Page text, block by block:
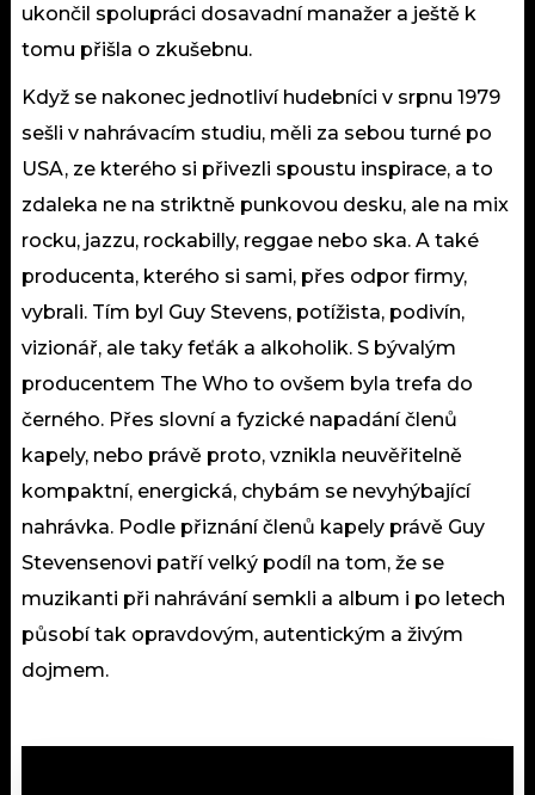
ukončil spolupráci dosavadní manažer a ještě k
tomu přišla o zkušebnu.
Když se nakonec jednotliví hudebníci v srpnu 1979
sešli v nahrávacím studiu, měli za sebou turné po
USA, ze kterého si přivezli spoustu inspirace, a to
zdaleka ne na striktně punkovou desku, ale na mix
rocku, jazzu, rockabilly, reggae nebo ska. A také
producenta, kterého si sami, přes odpor firmy,
vybrali. Tím byl Guy Stevens, potížista, podivín,
vizionář, ale taky feťák a alkoholik. S bývalým
producentem The Who to ovšem byla trefa do
černého. Přes slovní a fyzické napadání členů
kapely, nebo právě proto, vznikla neuvěřitelně
kompaktní, energická, chybám se nevyhýbající
nahrávka. Podle přiznání členů kapely právě Guy
Stevensenovi patří velký podíl na tom, že se
muzikanti při nahrávání semkli a album i po letech
působí tak opravdovým, autentickým a živým
dojmem.